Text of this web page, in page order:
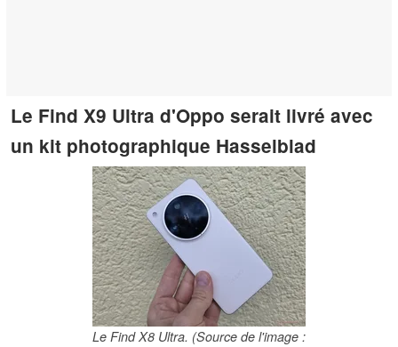
Le Find X9 Ultra d'Oppo serait livré avec
un kit photographique Hasselblad
Le Find X8 Ultra. (Source de l'image :